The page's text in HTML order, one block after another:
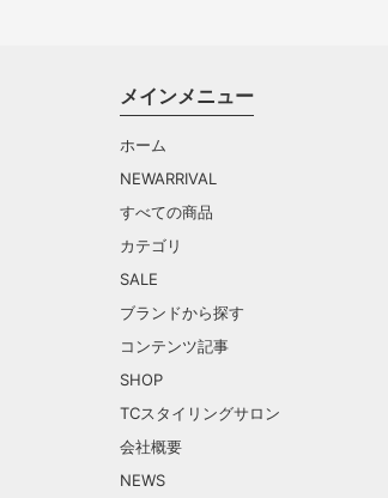
メインメニュー
ホーム
NEWARRIVAL
すべての商品
カテゴリ
SALE
ブランドから探す
コンテンツ記事
SHOP
TCスタイリングサロン
会社概要
NEWS